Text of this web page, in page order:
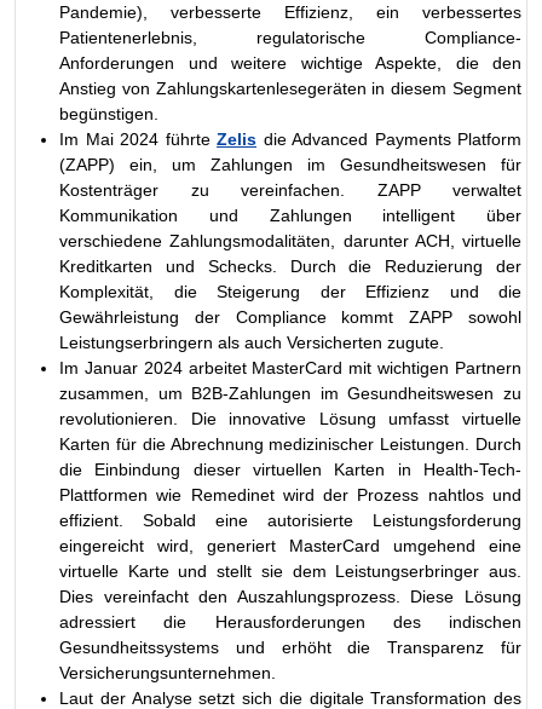
Pandemie), verbesserte Effizienz, ein verbessertes
Patientenerlebnis, regulatorische Compliance-
Anforderungen und weitere wichtige Aspekte, die den
Anstieg von Zahlungskartenlesegeräten in diesem Segment
begünstigen.
Im Mai 2024 führte Zelis die Advanced Payments Platform
(ZAPP) ein, um Zahlungen im Gesundheitswesen für
Kostenträger zu vereinfachen. ZAPP verwaltet
Kommunikation und Zahlungen intelligent über
verschiedene Zahlungsmodalitäten, darunter ACH, virtuelle
Kreditkarten und Schecks. Durch die Reduzierung der
Komplexität, die Steigerung der Effizienz und die
Gewährleistung der Compliance kommt ZAPP sowohl
Leistungserbringern als auch Versicherten zugute.
Im Januar 2024 arbeitet MasterCard mit wichtigen Partnern
zusammen, um B2B-Zahlungen im Gesundheitswesen zu
revolutionieren. Die innovative Lösung umfasst virtuelle
Karten für die Abrechnung medizinischer Leistungen. Durch
die Einbindung dieser virtuellen Karten in Health-Tech-
Plattformen wie Remedinet wird der Prozess nahtlos und
effizient. Sobald eine autorisierte Leistungsforderung
eingereicht wird, generiert MasterCard umgehend eine
virtuelle Karte und stellt sie dem Leistungserbringer aus.
Dies vereinfacht den Auszahlungsprozess. Diese Lösung
adressiert die Herausforderungen des indischen
Gesundheitssystems und erhöht die Transparenz für
Versicherungsunternehmen.
Laut der Analyse setzt sich die digitale Transformation des